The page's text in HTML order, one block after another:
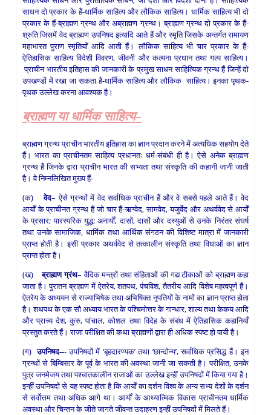
साधन दो प्रकार के हैं-धार्मिक साहित्य और लौकिक साहित्य। धार्मिक साहित्य भी दो
प्रकार के हैं-ब्राह्मण ग्रन्थ और अब्राह्मण ग्रन्थ। ब्राह्मण ग्रन्थ दो प्रकार के हैं-
श्रुति जिसमें वेद ब्राह्मण उपनिषद इत्यादि आते हैं और स्मृति जिसके अन्तर्गत रामायण
महाभारत पुराण स्मृतियाँ आदि आती हैं। लौकिक साहित्य भी चार प्रकार के हैं-
ऐतिहासिक साहित्य विदेशी विवरण, जीवनी और कल्पना प्रधान तथा गल्प साहित्य।
प्राचीन भारतीय इतिहास की जानकारी के प्रमुख साधन साहित्यिक ग्रन्थ हैं जिन्हें दो
उपखण्डों में रखा जा सकता है-धार्मिक साहित्य और लौकिक साहित्य। इनका पृथक-
पृथक उल्लेख करना आवश्यक है।
ब्राह्मण या धार्मिक साहित्य–
ब्राह्मण ग्रन्थ प्राचीन भारतीय इतिहास का ज्ञान प्रदान करने में अत्यधिक सहयोग देते
हैं। भारत का प्राचीनतम साहित्य प्रधानतः धर्म-संबंधी ही है। ऐसे अनेक ब्राह्मण
ग्रन्थ हैं जिनके द्वारा प्राचीन भारत की सभ्यता तथा संस्कृति की कहानी जानी जाती
है। वे निम्नलिखित मुख्य हैं-
(क)वेद– ऐसे ग्रन्थों में वेद सर्वाधिक प्राचीन हैं और वे सबसे पहले आते हैं। वेद
आर्यों के प्राचीनत ग्रन्थ हैं जो चार हैं-ऋग्वेद, सामवेद, यजुर्वेद और अथर्ववेद से आर्यों
के प्रसार; पारस्परिक युद्ध; अनार्यों, दासों, दासों और दस्युओं से उनके निरंतर संघर्ष
तथा उनके सामाजिक, धार्मिक तथा आर्थिक संगठन की विशिष्ट मात्रा में जानकारी
प्राप्त होती है। इसी प्रकार अथर्ववेद से तत्कालीन संस्कृति तथा विधाओं का ज्ञान
प्राप्त होता है।
(ख)ब्राह्मण ग्रंथ– वैदिक मन्त्रों तथा संहिताओं की गद्य टीकाओं को ब्राह्मण कहा
जाता है। पुरातन ब्राह्मण में ऐतरेय, शतपथ, पंचविश, तैतरीय आदि विशेष महत्वपूर्ण हैं।
ऐतरेय के अध्ययन से राज्याभिषेक तथा अभिषिक्त नृपतियों के नामों का ज्ञान प्राप्त होता
है। शथपथ के एक सौ अध्याय भारत के पश्चिमोत्तर के गान्धार, शाल्य तथा केकय आदि
और प्राच्य देश, कुरु, पांचाल, कोशल तथा विदेह के संबंध में ऐतिहासिक कहानियाँ
प्रस्तुत करते हैं। राजा परीक्षित की कथा ब्राह्मणों द्वारा ही अधिक स्पष्ट हो पायी है।
(ग)उपनिषद--- उपनिषदों में ‘बृहदारण्यक’ तथा ‘छान्दोन्य’, सर्वाधिक प्रसिद्ध हैं। इन
ग्रन्थों से बिम्बिसार के पूर्व के भारत की अवस्था जानी जा सकती है। परीक्षित, उनके
पुत्र जनमेजय तथा पश्चातकालीन राजाओं का उल्लेख इन्हीं उपनिषदों में किया गया है।
इन्हीं उपनिषदों से यह स्पष्ट होता है कि आर्यों का दर्शन विश्व के अन्य सभ्य देशों के दर्शन
से सर्वोत्तम तथा अधिक आगे था। आर्यों के आध्यात्मिक विकास प्राचीनतम धार्मिक
अवस्था और चिन्तन के जीते जागते जीवन्त उदाहरण इन्हीं उपनिषदों में मिलते हैं।